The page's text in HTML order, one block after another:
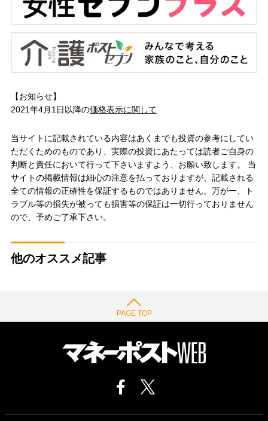
【お知らせ】
2021年4月1日以降の価格表示に関して
当サイトに記載されている内容はあくまでも投資の参考にしてい
ただくためのものであり、実際の投資にあたっては読者ご自身の
判断と責任において行って下さいますよう、お願い致します。 当
サイトの掲載情報は細心の注意を払っておりますが、記載される
全ての情報の正確性を保証するものではありません。万が一、ト
ラブル等の損失が被っても損害等の保証は一切行っておりません
ので、予めご了承下さい。
他のオススメ記事
PAGE TOP